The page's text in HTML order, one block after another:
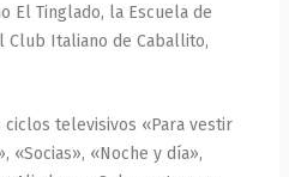
El Tinglado, la Escuela de
Club Italiano de Caballito,
televisivos «Para vestir
«Socias», «Noche y día»,